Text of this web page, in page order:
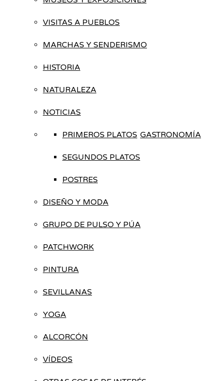
VISITAS A PUEBLOS
MARCHAS Y SENDERISMO
HISTORIA
NATURALEZA
NOTICIAS
GASTRONOMÍA
PRIMEROS PLATOS
SEGUNDOS PLATOS
POSTRES
DISEÑO Y MODA
GRUPO DE PULSO Y PÚA
PATCHWORK
PINTURA
SEVILLANAS
YOGA
ALCORCÓN
VÍDEOS